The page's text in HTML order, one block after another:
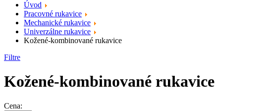
Úvod
Pracovné rukavice
Mechanické rukavice
Univerzálne rukavice
Kožené-kombinované rukavice
Filtre
Kožené-kombinované rukavice
Cena: